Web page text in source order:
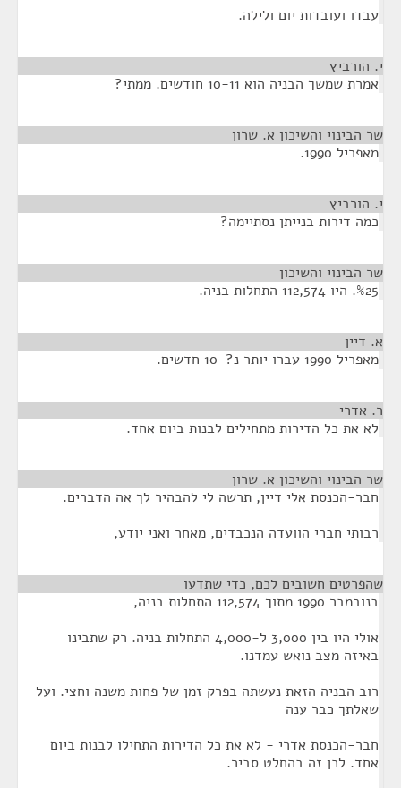
עבדו ועובדות יום ולילה.
י. הורביץ
אמרת שמשך הבניה הוא 10-11 חודשים. ממתי?
שר הבינוי והשיכון א. שרון
מאפריל 1990.
י. הורביץ
כמה דירות בנייתן נסתיימה?
שר הבינוי והשיכון
%25. היו 112,574 התחלות בניה.
א. דיין
מאפריל 1990 עברו יותר נ?-10 חדשים.
ר. אדרי
לא את כל הדירות מתחילים לבנות ביום אחד.
שר הבינוי והשיכון א. שרון
חבר-הכנסת אלי דיין, תרשה לי להבהיר לך אה הדברים.
רבותי חברי הוועדה הנכבדים, מאחר ואני יודע,
שהפרטים חשובים לכם, כדי שתדעו
בנובמבר 1990 מתוך 112,574 התחלות בניה,
אולי היו בין 3,000 ל-4,000 התחלות בניה. רק שתבינו
באיזה מצב נואש עמדנו.
רוב הבניה הזאת נעשתה בפרק זמן של פחות משנה וחצי. ועל
שאלתך כבר ענה
חבר-הכנסת אדרי - לא את כל הדירות התחילו לבנות ביום
אחד. לכן זה בהחלט סביר.